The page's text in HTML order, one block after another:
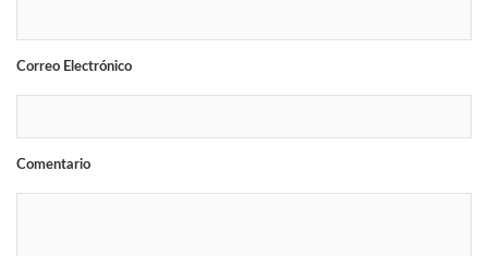
Correo Electrónico
Comentario